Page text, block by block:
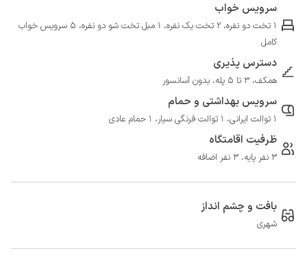
سرویس خواب
1 تخت دو نفره، 2 تخت یک نفره، 1 مبل تخت شو دو نفره، 5 سرویس خواب
کامل
دسترس پذیری
همکف، 3 تا 5 پله، بدون آسانسور
سرویس بهداشتی و حمام
1 توالت ایرانی، 1 توالت فرنگی سیار، 1 حمام عادی
ظرفیت اقامتگاه
3 نفر پایه، 3 نفر اضافه
بافت و چشم انداز
شهری